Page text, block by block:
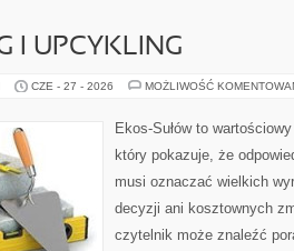
I UPCYKLING
CZE - 27 - 2026 MOŻLIWOŚĆ
Ekos-Sułów to
który pokazuje, że
musi oznaczać wielkich
decyzji ani kosztownych
czytelnik może znaleźć